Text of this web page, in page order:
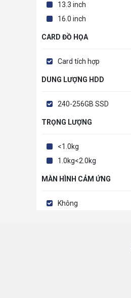
13.3 inch
16.0 inch
CARD ĐỒ HỌA
Card tích hợp
DUNG LƯỢNG HDD
240-256GB SSD
TRỌNG LƯỢNG
<1.0kg
1.0kg<2.0kg
MÀN HÌNH CẢM ỨNG
Không